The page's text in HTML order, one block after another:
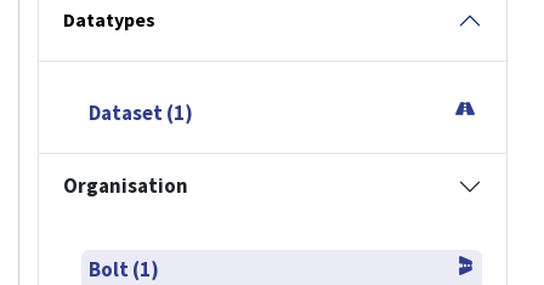
Datatypes
Dataset (1)
Organisation
Bolt (1)